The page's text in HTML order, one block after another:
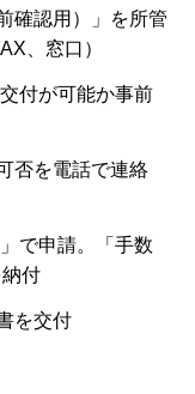
認用）」を所管
、窓口）
付が可能か事前
を電話で連絡
で申請。「手数
納付
を交付